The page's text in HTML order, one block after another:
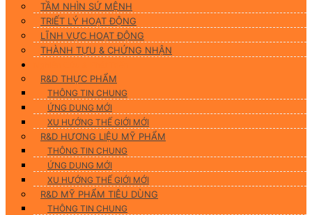
TẦM NHÌN SỨ MỆNH
TRIẾT LÝ HOẠT ĐỘNG
LĨNH VỰC HOẠT ĐỘNG
THÀNH TỰU & CHỨNG NHẬN
R&D THỰC PHẨM
THÔNG TIN CHUNG
ỨNG DUNG MỚI
XU HƯỚNG THẾ GIỚI MỚI
R&D HƯƠNG LIỆU MỸ PHẨM
THÔNG TIN CHUNG
ỨNG DỤNG MỚI
XU HƯỚNG THẾ GIỚI MỚI
R&D MỸ PHẨM TIÊU DÙNG
THÔNG TIN CHUNG